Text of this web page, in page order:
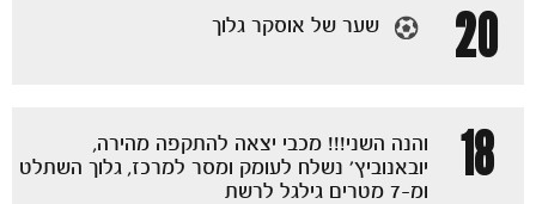
20 שער של אוסקר גלוך
18
והנה השני!!! מכבי יצאה להתקפה מהירה,
יובאנוביץ' נשלח לעומק ומסר למרכז, גלוך השתלט
ומ-7 מטרים גילגל לרשת